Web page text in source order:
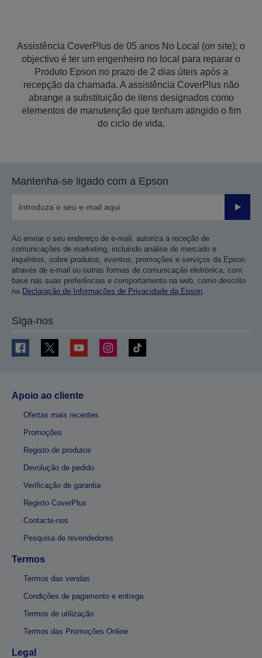
Assistência CoverPlus de 05 anos No Local (on site); o
objectivo é ter um engenheiro no local para reparar o
Produto Epson no prazo de 2 dias úteis após a
recepção da chamada. A assistência CoverPlus não
abrange a substituição de itens designados como
elementos de manutenção que tenham atingido o fim
do ciclo de vida.
Mantenha-se ligado com a Epson
Enviar
Ao enviar o seu endereço de e-mail, autoriza a receção de
comunicações de marketing, incluindo análise de mercado e
inquéritos, sobre produtos, eventos, promoções e serviços da Epson
através de e-mail ou outras formas de comunicação eletrónica, com
base nas suas preferências e comportamento na web, como descrito
na Declaração de Informações de Privacidade da Epson.
Siga-nos
Apoio ao cliente
Ofertas mais recentes
Promoções
Registo de produtos
Devolução de pedido
Verificação de garantia
Registo CoverPlus
Contacte-nos
Pesquisa de revendedores
Termos
Termos das vendas
Condições de pagamento e entrega
Termos de utilização
Termos das Promoções Online
Legal